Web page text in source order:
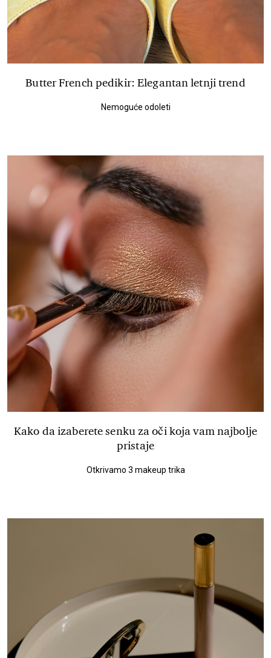
Butter French pedikir: Elegantan letnji trend
Nemoguće odoleti
Kako da izaberete senku za oči koja vam najbolje
pristaje
Otkrivamo 3 makeup trika